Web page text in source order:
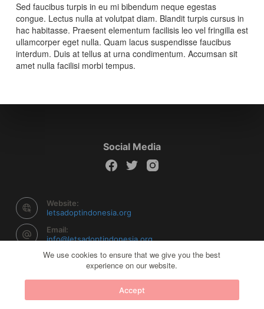
Sed faucibus turpis in eu mi bibendum neque egestas
congue. Lectus nulla at volutpat diam. Blandit turpis cursus in
hac habitasse. Praesent elementum facilisis leo vel fringilla est
ullamcorper eget nulla. Quam lacus suspendisse faucibus
interdum. Duis at tellus at urna condimentum. Accumsan sit
amet nulla facilisi morbi tempus.
Social Media
Website:
letsadoptindonesia.org
Email:
info@letsadoptindonesia.org
Copyright © 2026 Let's Adopt Indonesia - Powered by
We use cookies to ensure that we give you the best
experience on our website.
Accept